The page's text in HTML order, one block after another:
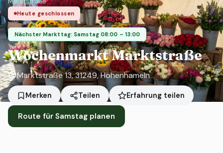
Heute geschlossen
Nächster Markttag: Samstag 08:00 – 13:00
Wochenmarkt Marktstraße
Marktstraße 13, 31249, Hohenhameln
Merken Teilen Erfahrung teilen
Route für Samstag planen